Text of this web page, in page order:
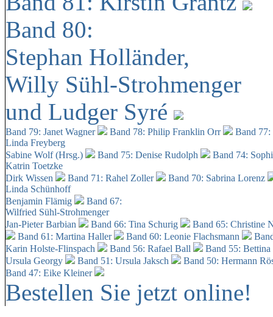
Band 80:
Stephan Holländer,
Willy Sühl-Strohmenger
und Ludger Syré
Band 79: Janet Wagner Band 78: Philip Franklin Orr
Band
Linda Freyberg
Sabine Wolf (Hrsg.)
Band 75: Denise Rudolph
Band 74:
Katrin Toetzke
Dirk Wissen
Band 71: Rahel Zoller
Band 70: Sabrina Lorenz
Linda Schünhoff
Benjamin Flämig
Band 67:
Wilfried Sühl-Strohmenger
Jan-Pieter Barbian
Band 66: Tina Schurig
Band 65: Christine
Band 61: Martina Haller
Band 60: Leonie Flachsmann
Karin Holste-Flinspach
Band 56: Rafael Ball
Band 55:
Ursula Georgy
Band 51: Ursula Jaksch Band 50: Hermann
Band 47: Eike Kleiner
Bestellen Sie jetzt online!